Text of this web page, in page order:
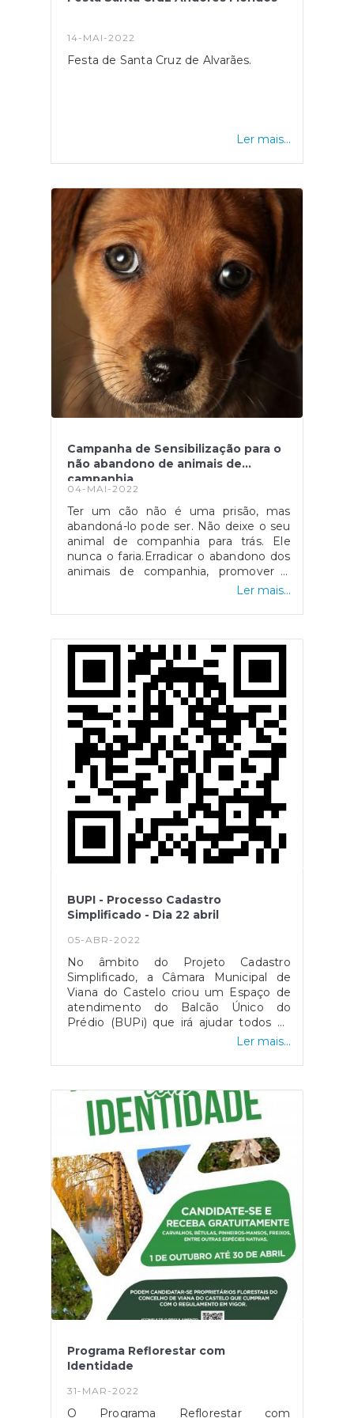
14-MAI-2022
Festa de Santa Cruz de Alvarães.
Ler mais...
Campanha de Sensibilização para o
não abandono de animais de
campanhia
04-MAI-2022
Ter um cão não é uma prisão, mas
abandoná-lo pode ser. Não deixe o seu
animal de companhia para trás. Ele
nunca o faria.Erradicar o abandono dos
animais de companhia, promover a
humanização no tratamento de
penais relacionadas com o abandono
campanha.
Ler mais...
BUPI - Processo Cadastro
Simplificado - Dia 22 abril
05-ABR-2022
No âmbito do Projeto Cadastro
Simplificado, a Câmara Municipal de
Viana do Castelo criou um Espaço de
atendimento do Balcão Único do
Prédio (BUPi) que irá ajudar todos os
interessados a efetuar, gratuitamente,
e mistos que possuam, este registo é
propriedade.Este balcão irá estar
naJunta de Freguesia de
AlvarãesQuarta-feira, dia 22 de abril de
2022, das 9h30-12h30 e das 14h00-
16h30 Nota: Deverá trazer o cartão de
cidadão do titular, a caderneta
predial e/ou outros documentos de
titularidade (ex: escritura, habilitação de
herdeiros, etc). O CRCode remete para
a página do município com toda a
informação necessária que os titulares
devem apresentar para o registo no
balcão BUPi.
Ler mais...
Programa Reflorestar com
Identidade
31-MAR-2022
O Programa Reflorestar com